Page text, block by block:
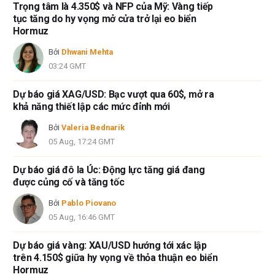
Trọng tâm là 4.350$ và NFP của Mỹ: Vàng tiếp
tục tăng do hy vọng mở cửa trở lại eo biển
Hormuz
Bởi Dhwani Mehta
03:24 GMT
Dự báo giá XAG/USD: Bạc vượt qua 60$, mở ra
khả năng thiết lập các mức đỉnh mới
Bởi Valeria Bednarik
05 Aug, 17:24 GMT
Dự báo giá đô la Úc: Động lực tăng giá đang
được củng cố và tăng tốc
Bởi Pablo Piovano
05 Aug, 16:46 GMT
Dự báo giá vàng: XAU/USD hướng tới xác lập
trên 4.150$ giữa hy vọng về thỏa thuận eo biển
Hormuz